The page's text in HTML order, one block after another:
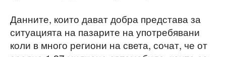
Данните, които дават добра представа за
ситуацията на пазарите на употребявани
коли в много региони на света, сочат, че от